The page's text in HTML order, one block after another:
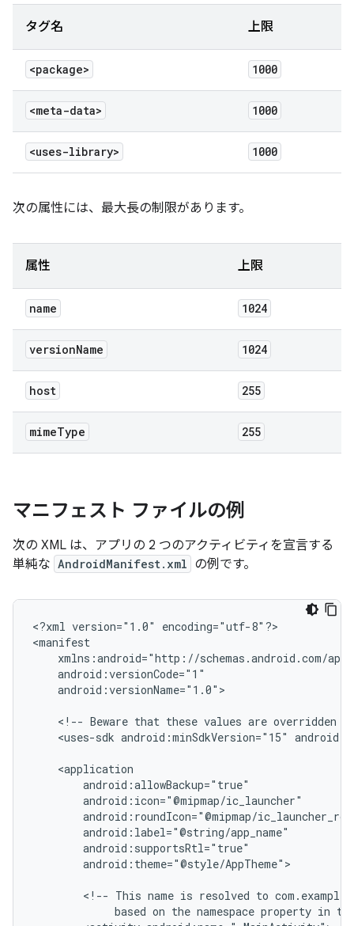
タグ名 上限
<package> 1000
<meta-data> 1000
<uses-library> 1000
次の属性には、最大長の制限があります。
属性 上限
name 1024
versionName 1024
host 255
mimeType 255
マニフェスト ファイルの例
次の XML は、アプリの 2 つのアクティビティを宣言する
単純な AndroidManifest.xml の例です。
<?xml version="1.0"
encoding="utf-8"?>
android:versionName="1.0">
<!-- Beware that these values are overridden
<uses-sdk android:minSdkVersion="15"
android:theme="@style/AppTheme">
<!-- This name is resolved to
based on the namespace property in